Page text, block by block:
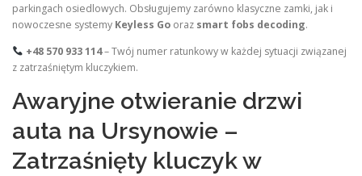
parkingach osiedlowych. Obsługujemy zarówno klasyczne zamki, jak i
nowoczesne systemy Keyless Go oraz smart fobs decoding.
+48 570 933 114– Twój numer ratunkowy w każdej sytuacji związanej
z zatrzaśniętym kluczykiem.
Awaryjne otwieranie drzwi
auta na Ursynowie –
Zatrzaśnięty kluczyk w